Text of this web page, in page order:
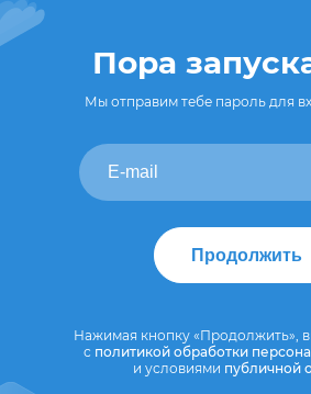
Пора
Мы отправим тебе пароль для
Продолжить
Нажимая кнопку «Продолжить»,
с политикой обработки
и условиями публичной